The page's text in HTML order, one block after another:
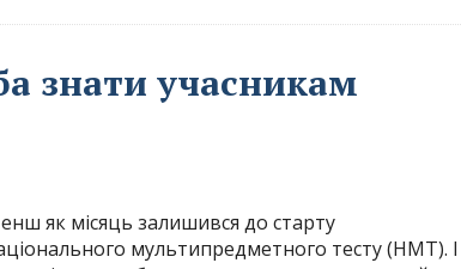
знати учасникам
як місяць залишився до старту
мультипредметного тесту (НМТ). І